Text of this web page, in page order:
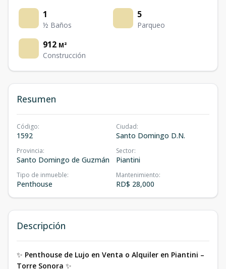
1
½ Baños
5
Parqueo
912 M²
Construcción
Resumen
Código:
1592
Ciudad:
Santo Domingo D.N.
Provincia:
Santo Domingo de Guzmán
Sector:
Piantini
Tipo de inmueble:
Penthouse
Mantenimiento:
RD$ 28,000
Descripción
✨ Penthouse de Lujo en Venta o Alquiler en Piantini –
Torre Sonora ✨